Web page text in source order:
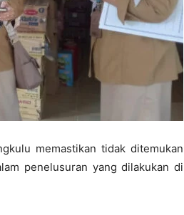
memastikan tidak ditemukan
penelusuran yang dilakukan di